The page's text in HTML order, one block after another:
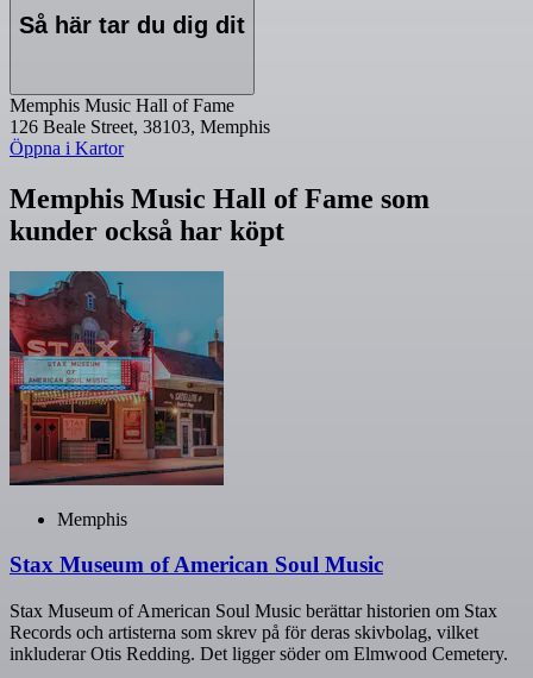
Så här tar du dig dit
Memphis Music Hall of Fame
126 Beale Street, 38103, Memphis
Öppna i Kartor
Memphis Music Hall of Fame som
kunder också har köpt
Memphis
Stax Museum of American Soul Music
Stax Museum of American Soul Music berättar historien om Stax
Records och artisterna som skrev på för deras skivbolag, vilket
inkluderar Otis Redding. Det ligger söder om Elmwood Cemetery.